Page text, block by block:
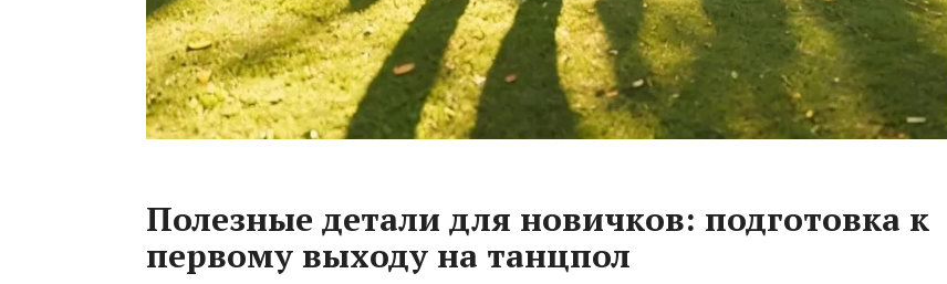
Полезные детали для новичков: подготовка к
первому выходу на танцпол